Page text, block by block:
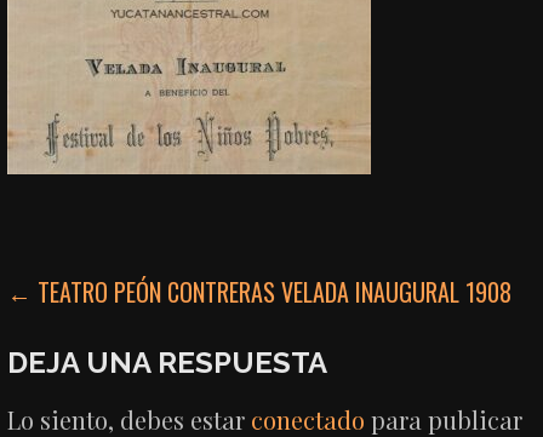
NAVEGACIÓN
DE
ENTRADAS
← TEATRO PEÓN CONTRERAS VELADA INAUGURAL 1908
DEJA UNA RESPUESTA
Lo siento, debes estar conectado para publicar